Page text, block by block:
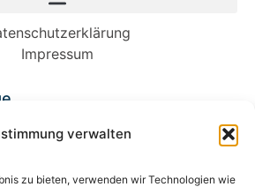
verwalten
zu bieten, verwenden wir Technologien wie
Impressum
Die perfekte Lösung für
und kleine Räume